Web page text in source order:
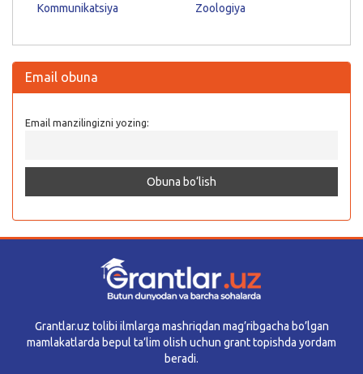
Kommunikatsiya
Zoologiya
Email obuna
Email manzilingizni yozing:
Grantlar.uz tolibi ilmlarga mashriqdan mag’ribgacha bo’lgan
mamlakatlarda bepul ta’lim olish uchun grant topishda yordam
beradi.